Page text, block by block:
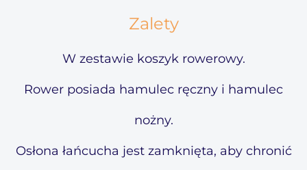
Zalety
W zestawie koszyk rowerowy.
Rower posiada hamulec ręczny i hamulec
nożny.
Osłona łańcucha jest zamknięta, aby chronić